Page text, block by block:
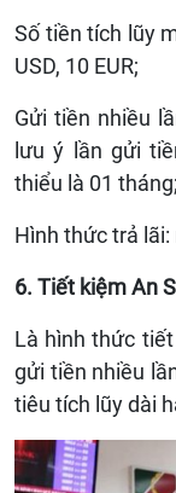
Số tiền tích lũy
USD, 10 EUR;
Gửi tiền nhiều
lưu ý lần gửi
thiểu là 01 tháng;
Hình thức trả
6. Tiết kiệm An
Là hình thức
gửi tiền nhiều
tiêu tích lũy dài